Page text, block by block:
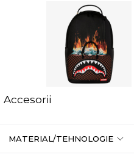
Accesorii
MATERIAL/TEHNOLOGIE